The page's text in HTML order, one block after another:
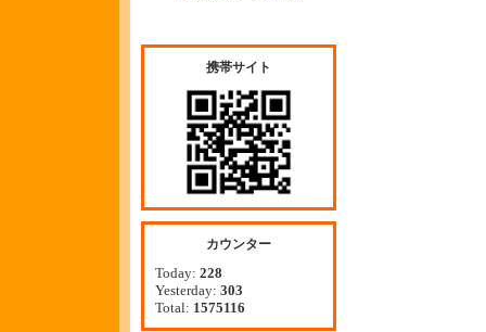
携帯サイト
カウンター
Today: 228
Yesterday: 303
Total: 1575116